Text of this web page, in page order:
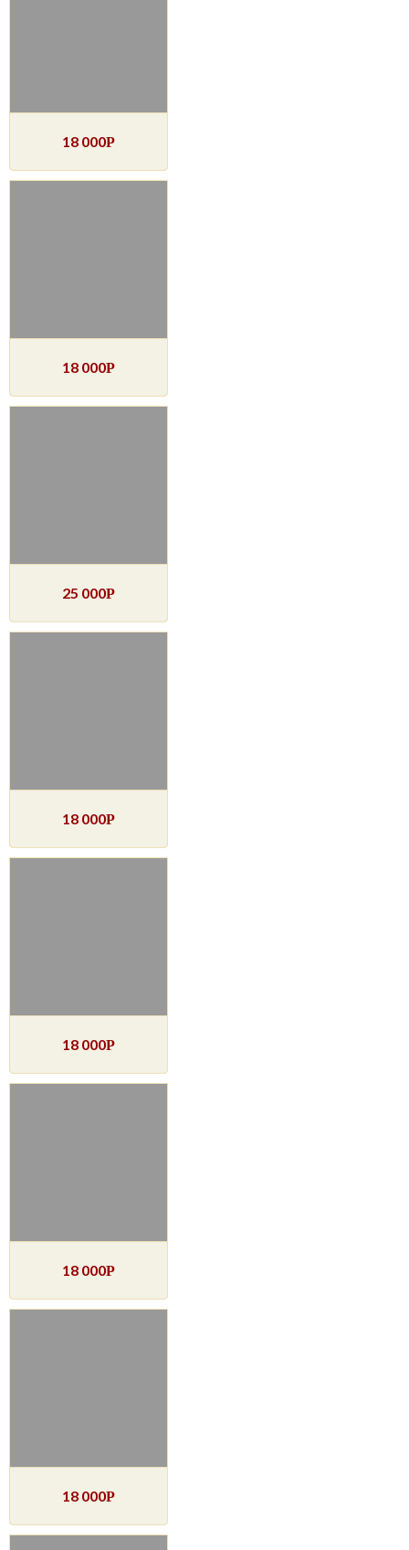
18 000Р
18 000Р
25 000Р
18 000Р
18 000Р
18 000Р
18 000Р